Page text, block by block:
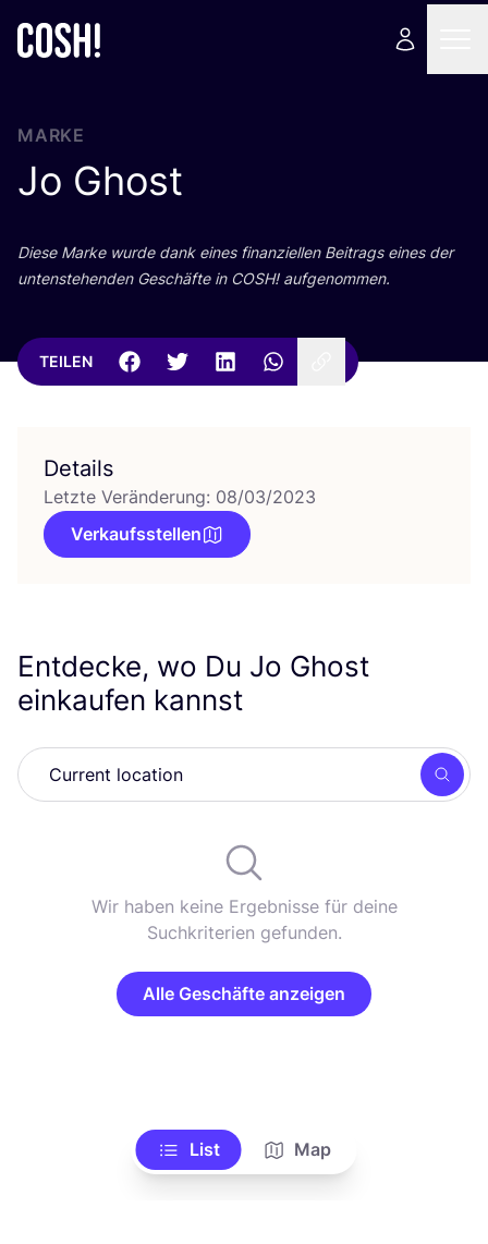
MARKE
Jo Ghost
Die­se Mar­ke wur­de dank eines finan­zi­el­len Bei­trags eines der
unten­ste­hen­den Geschäf­te in COSH! aufgenommen.
TEILEN
Details
Letzte Veränderung: 08/03/2023
Verkaufsstellen
Entdecke, wo Du Jo Ghost
einkaufen kannst
Wir haben keine Ergebnisse für deine
Suchkriterien gefunden.
Alle Geschäfte anzeigen
List Map